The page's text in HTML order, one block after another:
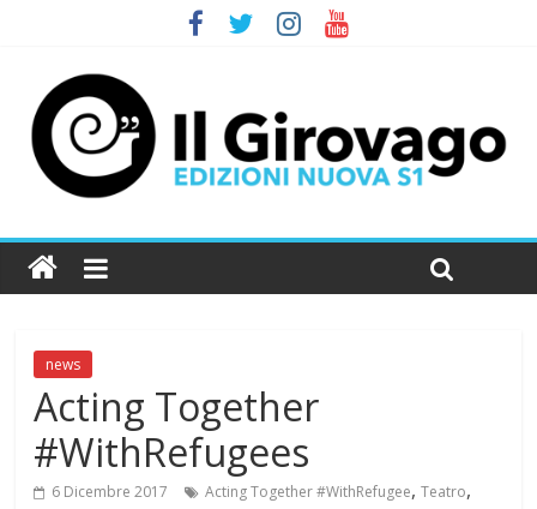
news
Acting Together
#WithRefugees
6 Dicembre 2017 Acting Together #WithRefugee,Teatro,